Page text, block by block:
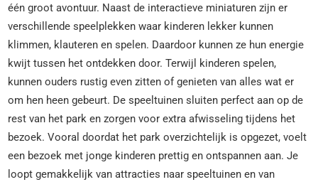
één groot avontuur. Naast de interactieve miniaturen zijn er
verschillende speelplekken waar kinderen lekker kunnen
klimmen, klauteren en spelen. Daardoor kunnen ze hun energie
kwijt tussen het ontdekken door. Terwijl kinderen spelen,
kunnen ouders rustig even zitten of genieten van alles wat er
om hen heen gebeurt. De speeltuinen sluiten perfect aan op de
rest van het park en zorgen voor extra afwisseling tijdens het
bezoek. Vooral doordat het park overzichtelijk is opgezet, voelt
een bezoek met jonge kinderen prettig en ontspannen aan. Je
loopt gemakkelijk van attracties naar speeltuinen en van